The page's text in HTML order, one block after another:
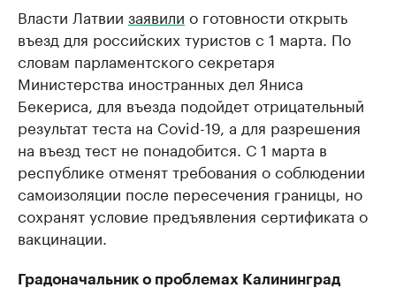
Власти Латвии заявили о готовности открыть
въезд для российских туристов с 1 марта. По
словам парламентского секретаря
Министерства иностранных дел Яниса
Бекериса, для въезда подойдет отрицательный
результат теста на Covid-19, а для разрешения
на въезд тест не понадобится. С 1 марта в
республике отменят требования о соблюдении
самоизоляции после пересечения границы, но
сохранят условие предъявления сертификата о
вакцинации.
Градоначальник о проблемах Калининград